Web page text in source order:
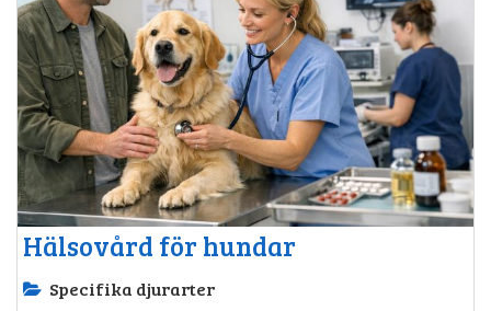
Hälsovård för hundar
Specifika djurarter